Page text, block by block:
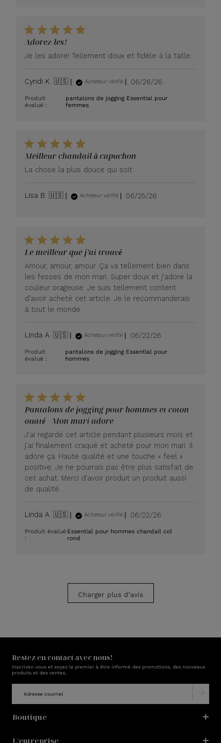
Adorez-les!
Je les adore! Tellement doux et fidèle à la taille.
Cyndi K. 🇺🇸 Acheteur vérifié
Date
publication
06/26/26
Produit
évalué :
pantalons de jogging Essential pour
femmes
Meilleur chandail à capuchon
La chose la plus douce qui soit
Lisa B. 🇺🇸 Acheteur vérifié
Date
06/25/26
Le meilleur que j’ai trouvé
Amour, amour, amour. Ça va tellement bien dans
les fesses de mon mari. Super doux et j’adore la
couleur orageuse. Je suis tellement content
d’avoir acheté cet article. Je le recommanderais
à tout le monde.
Linda A. 🇺🇸 Acheteur vérifié
Date
publication
06/22/26
Produit
évalué :
pantalons de jogging Essential pour
hommes
Pantalons de jogging pour hommes et coton
ouaté - Mon mari adore
J’ai regardé cet article pendant plusieurs mois et
j’ai finalement craqué et acheté pour mon mari. Il
adore ça. Haute qualité et une touche « feel »
positive. Je ne pourrais pas être plus satisfait de
cet achat. Merci d’avoir produit un produit aussi
de qualité.
Linda A. 🇺🇸 Acheteur vérifié
Date
publication
06/22/26
Produit évalué
:
Essential pour hommes chandail col
rond
Charger plus d’avis
Restez en contact avec nous!
Inscrivez-vous et soyez le premier à être informé des promotions, des nouveaux
produits et des ventes.
Boutique
L'entreprise